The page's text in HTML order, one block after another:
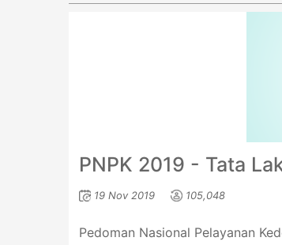
PNPK 2019 - Tata
19 Nov 2019 105,048
Pedoman Nasional Pelayanan